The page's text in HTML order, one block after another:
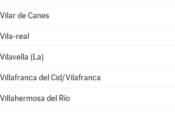
Vilar de Canes
Vila-real
Vilavella (La)
Villafranca del Cid/Vilafranca
Villahermosa del Río